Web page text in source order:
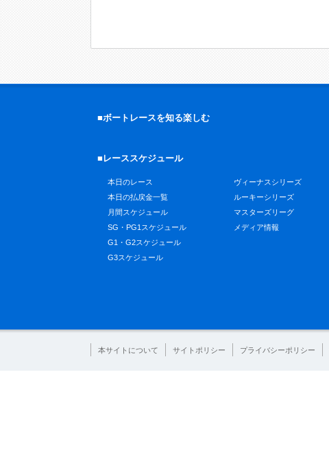
■ボートレースを知る楽しむ
■レーススケジュール
本日のレース
本日の払戻金一覧
月間スケジュール
SG・PG1スケジュール
G1・G2スケジュール
G3スケジュール
ヴィーナスシリーズ
ルーキーシリーズ
マスターズリーグ
メディア情報
本サイトについて サイトポリシー プライバシーポリシー